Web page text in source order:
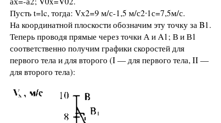
Пусть t=lc, тогда: Vх2=9 м/с-1,5 м/с2∙1с=7,5м/с.
На координатной плоскости обозначим эту точку за B1.
Теперь проводя прямые через точки А и A1; В и В1
соответственно получим графики скоростей для
первого тела и для второго (I — для первого тела, II —
для второго тела):